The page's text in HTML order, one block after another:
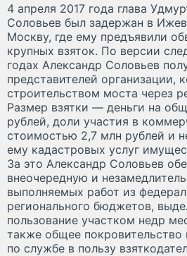
4 апреля 2017 года глава
Соловьев был задержан в
Москву, где ему предъявили
крупных взяток. По версии
годах Александр Соловьев
представителей организации,
строительством моста через
Размер взятки — деньги на
рублей, доли участия в
стоимостью 2,7 млн рублей и
ему кадастровых услуг
За это Александр Соловьев
внеочередную и
выполняемых работ из
регионального бюджетов,
пользование участком недр
также общее покровительство
по службе в пользу